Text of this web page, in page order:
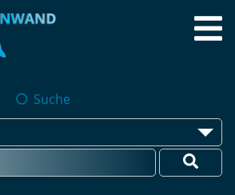
Suche